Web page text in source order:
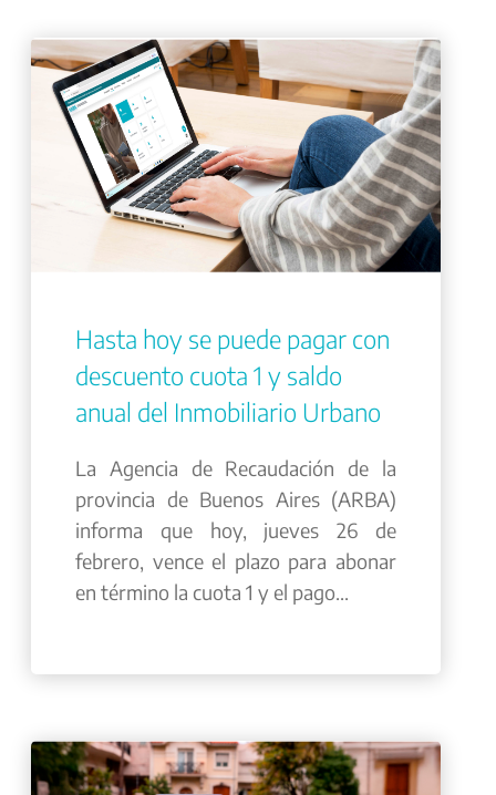
Hasta hoy se puede pagar con
descuento cuota 1 y saldo
anual del Inmobiliario Urbano
La Agencia de Recaudación de la
provincia de Buenos Aires (ARBA)
informa que hoy, jueves 26 de
febrero, vence el plazo para abonar
en término la cuota 1 y el pago...